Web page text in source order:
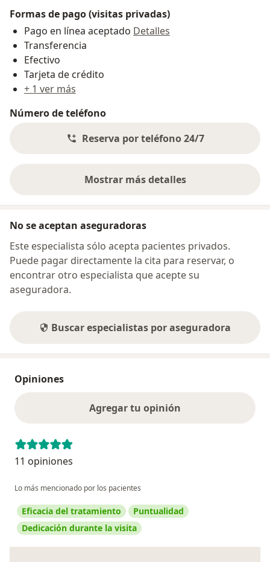
Formas de pago (visitas privadas)
Pago en línea aceptado Detalles
Transferencia
Efectivo
Tarjeta de crédito
+ 1 ver más
Número de teléfono
Reserva por teléfono 24/7
Mostrar más detalles
sobre la dirección
No se aceptan aseguradoras
Este especialista sólo acepta pacientes privados.
Puede pagar directamente la cita para reservar, o
encontrar otro especialista que acepte su
aseguradora.
Buscar especialistas por aseguradora
Opiniones
Agregar tu opinión
11 opiniones
Lo más mencionado por los pacientes
Eficacia del tratamiento
Puntualidad
Dedicación durante la visita